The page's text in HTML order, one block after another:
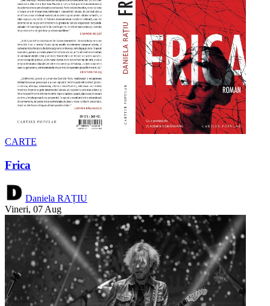
CARTE
Frica
Daniela RAȚIU
Vineri, 07 Aug